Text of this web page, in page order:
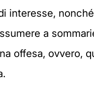
a
offesa, ovvero,